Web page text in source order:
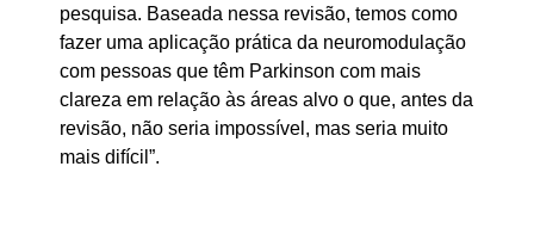
pesquisa. Baseada nessa revisão, temos como
fazer uma aplicação prática da neuromodulação
com pessoas que têm Parkinson com mais
clareza em relação às áreas alvo o que, antes da
revisão, não seria impossível, mas seria muito
mais difícil”.